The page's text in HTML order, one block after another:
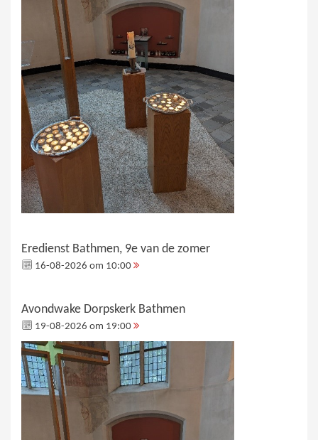
Eredienst Bathmen, 9e van de zomer
16-08-2026 om 10:00
Avondwake Dorpskerk Bathmen
19-08-2026 om 19:00